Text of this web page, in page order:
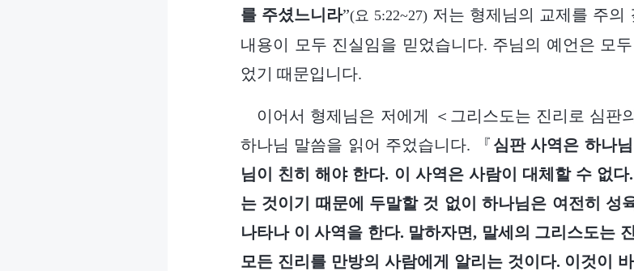
를 주셨느니라”(요 5:22~27) 저는 형제님의 교제를 주의
내용이 모두 진실임을 믿었습니다. 주님의 예언은 모
었기 때문입니다.
이어서 형제님은 저에게 ＜그리스도는 진리로 심판
하나님 말씀을 읽어 주었습니다. 『 심판 사역은 하나
님이 친히 해야 한다. 이 사역은 사람이 대체할 수 없
는 것이기 때문에 두말할 것 없이 하나님은 여전히 성
나타나 이 사역을 한다. 말하자면, 말세의 그리스도는
모든 진리를 만방의 사람에게 알리는 것이다. 이것이